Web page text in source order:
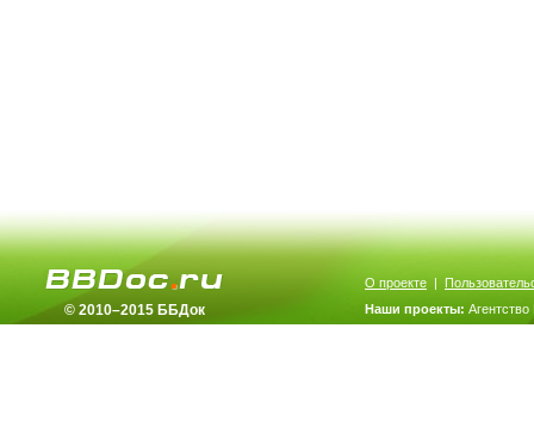
© 2010–2015 ББДок
О проекте |
Наши проекты: